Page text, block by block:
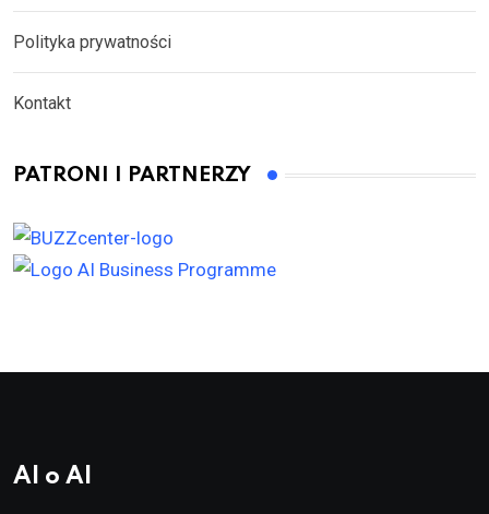
Polityka prywatności
Kontakt
PATRONI I PARTNERZY
AI o AI